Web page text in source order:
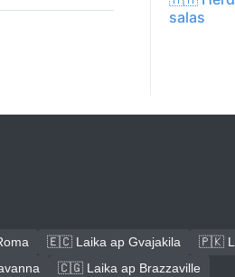
salas
🇪🇨 Laika ap Gvajakila
🇵🇰
🇨🇬 Laika ap Brazzaville